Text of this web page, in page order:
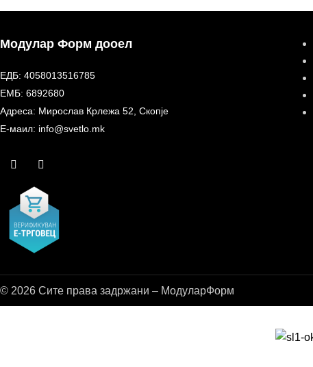
Модулар Форм дооел
ЕДБ: 4058013516785
ЕМБ: 6892680
Адреса: Мирослав Крлежа 52, Скопје
Е-маил: info@svetlo.mk
© 2026 Сите права задржани – МодуларФорм